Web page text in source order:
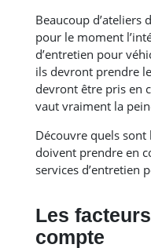
Beaucoup d’ateliers
pour le moment
d’entretien pour
ils devront prendre
devront être pris en
vaut vraiment la
Découvre quels sont
doivent prendre en
services d’entretien
Les
compte